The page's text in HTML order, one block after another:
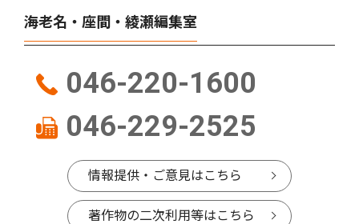
海老名・座間・綾瀬編集室
046-220-1600
046-229-2525
情報提供・ご意見はこちら
著作物の二次利用等はこちら